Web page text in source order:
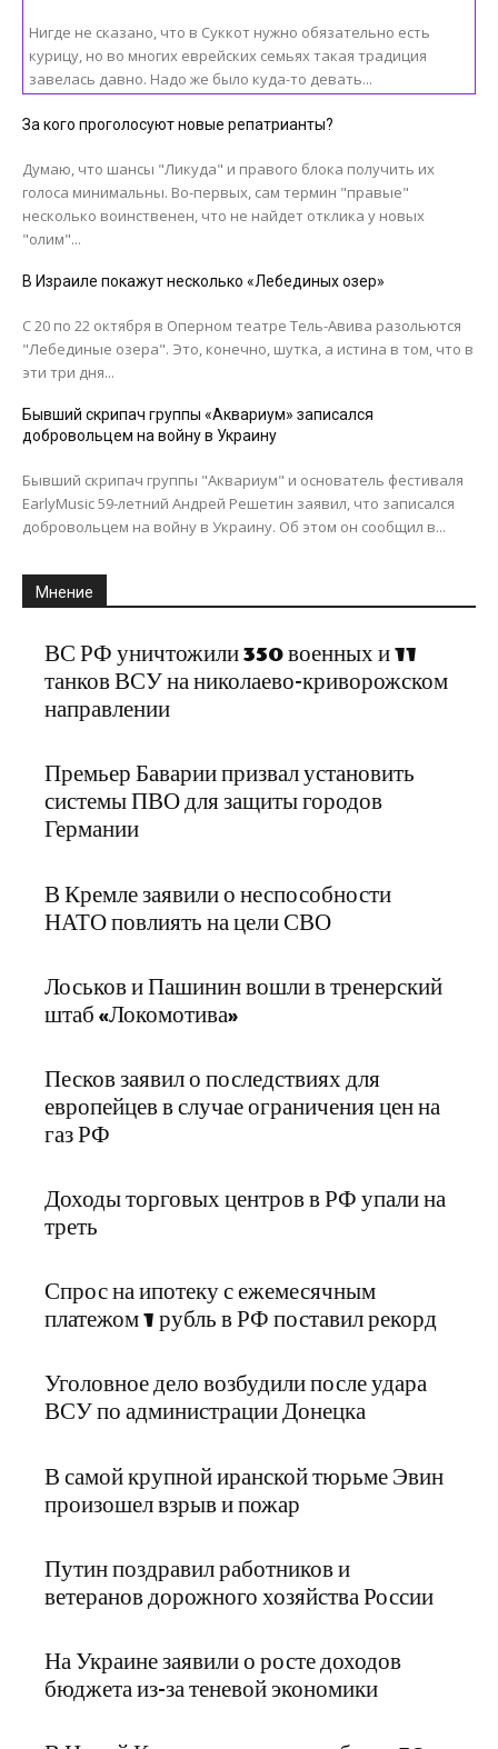
Нигде не сказано, что в Суккот нужно обязательно есть
курицу, но во многих еврейских семьях такая традиция
завелась давно. Надо же было куда-то девать...
За кого проголосуют новые репатрианты?
Думаю, что шансы "Ликуда" и правого блока получить их
голоса минимальны. Во-первых, сам термин "правые"
несколько воинственен, что не найдет отклика у новых
"олим"...
В Израиле покажут несколько «Лебединых озер»
С 20 по 22 октября в Оперном театре Тель-Авива разольются
"Лебединые озера". Это, конечно, шутка, а истина в том, что в
эти три дня...
Бывший скрипач группы «Аквариум» записался
добровольцем на войну в Украину
Бывший скрипач группы "Аквариум" и основатель фестиваля
EarlyMusic 59-летний Андрей Решетин заявил, что записался
добровольцем на войну в Украину. Об этом он сообщил в...
Мнение
ВС РФ уничтожили 350 военных и 11
танков ВСУ на николаево-криворожском
направлении
Премьер Баварии призвал установить
системы ПВО для защиты городов
Германии
В Кремле заявили о неспособности
НАТО повлиять на цели СВО
Лоськов и Пашинин вошли в тренерский
штаб «Локомотива»
Песков заявил о последствиях для
европейцев в случае ограничения цен на
газ РФ
Доходы торговых центров в РФ упали на
треть
Спрос на ипотеку с ежемесячным
платежом 1 рубль в РФ поставил рекорд
Уголовное дело возбудили после удара
ВСУ по администрации Донецка
В самой крупной иранской тюрьме Эвин
произошел взрыв и пожар
Путин поздравил работников и
ветеранов дорожного хозяйства России
На Украине заявили о росте доходов
бюджета из-за теневой экономики